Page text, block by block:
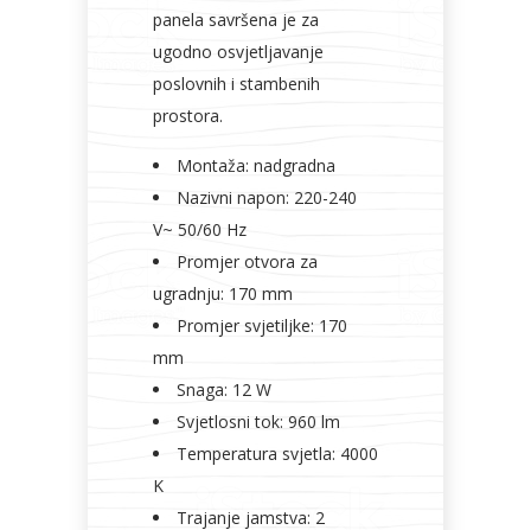
panela savršena je za
ugodno osvjetljavanje
poslovnih i stambenih
prostora.
Montaža: nadgradna
Nazivni napon: 220-240
V~ 50/60 Hz
Promjer otvora za
ugradnju: 170 mm
Promjer svjetiljke: 170
mm
Snaga: 12 W
Svjetlosni tok: 960 lm
Temperatura svjetla: 4000
K
Trajanje jamstva: 2